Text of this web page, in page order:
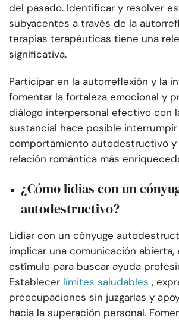
del pasado. Identificar y resolver
subyacentes a través de la
terapias terapéuticas tiene una
significativa.
Participar en la autorreflexión y la
fomentar la fortaleza emocional y
diálogo interpersonal efectivo con
sustancial hace posible
comportamiento autodestructivo y
relación romántica más
¿Cómo lidias con un
autodestructivo?
Lidiar con un cónyuge
implicar una comunicación abierta,
estímulo para buscar ayuda
Establecer límites saludables ,
preocupaciones sin juzgarlas y
hacia la superación personal.